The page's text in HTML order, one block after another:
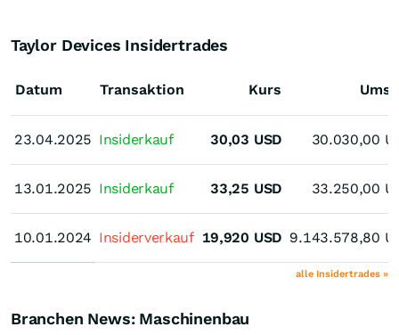
Taylor Devices Insidertrades
Datum
23.04.2025
13.01.2025
10.01.2024
Transaktion Kurs
23.04.2025 Insiderkauf 30,03 USD 30.030,00
13.01.2025 Insiderkauf 33,25 USD 33.250,00
10.01.2024 Insiderverkauf 19,920 USD 9.143.578,80
alle Insidertrades »
Branchen News: Maschinenbau